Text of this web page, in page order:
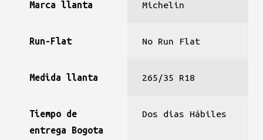
Marca llanta Michelin
Run-Flat No Run Flat
Medida llanta 265/35 R18
Tiempo de
entrega Bogota
Dos dias Hábiles